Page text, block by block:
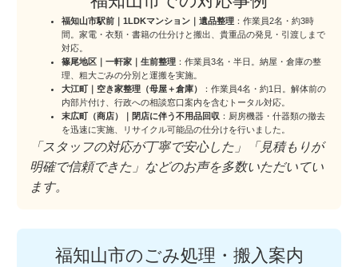
福知山市駅前｜1LDKマンション｜遺品整理 ：作業員2名・約3時
間。家電・衣類・書籍の仕分けと搬出、貴重品の発見・引渡しまで
対応。
篠尾地区｜一軒家｜生前整理 ：作業員3名・半日。納屋・倉庫の整
理、粗大ごみの分別と運搬を実施。
大江町｜空き家整理（母屋＋倉庫）
：作業員4名・約1日。解体前の
内部片付け、行政への相談窓口案内を含むトータル対応。
末広町（商店）｜閉店に伴う不用品回収 ：厨房機器・什器類の撤去
を迅速に実施、リサイクル可能品の仕分けを行いました。
「スタッフの対応が丁寧で安心した」「見積もりが
明確で信頼できた」などのお声を多数いただいてい
ます。
福知山市のごみ処理・搬入案内